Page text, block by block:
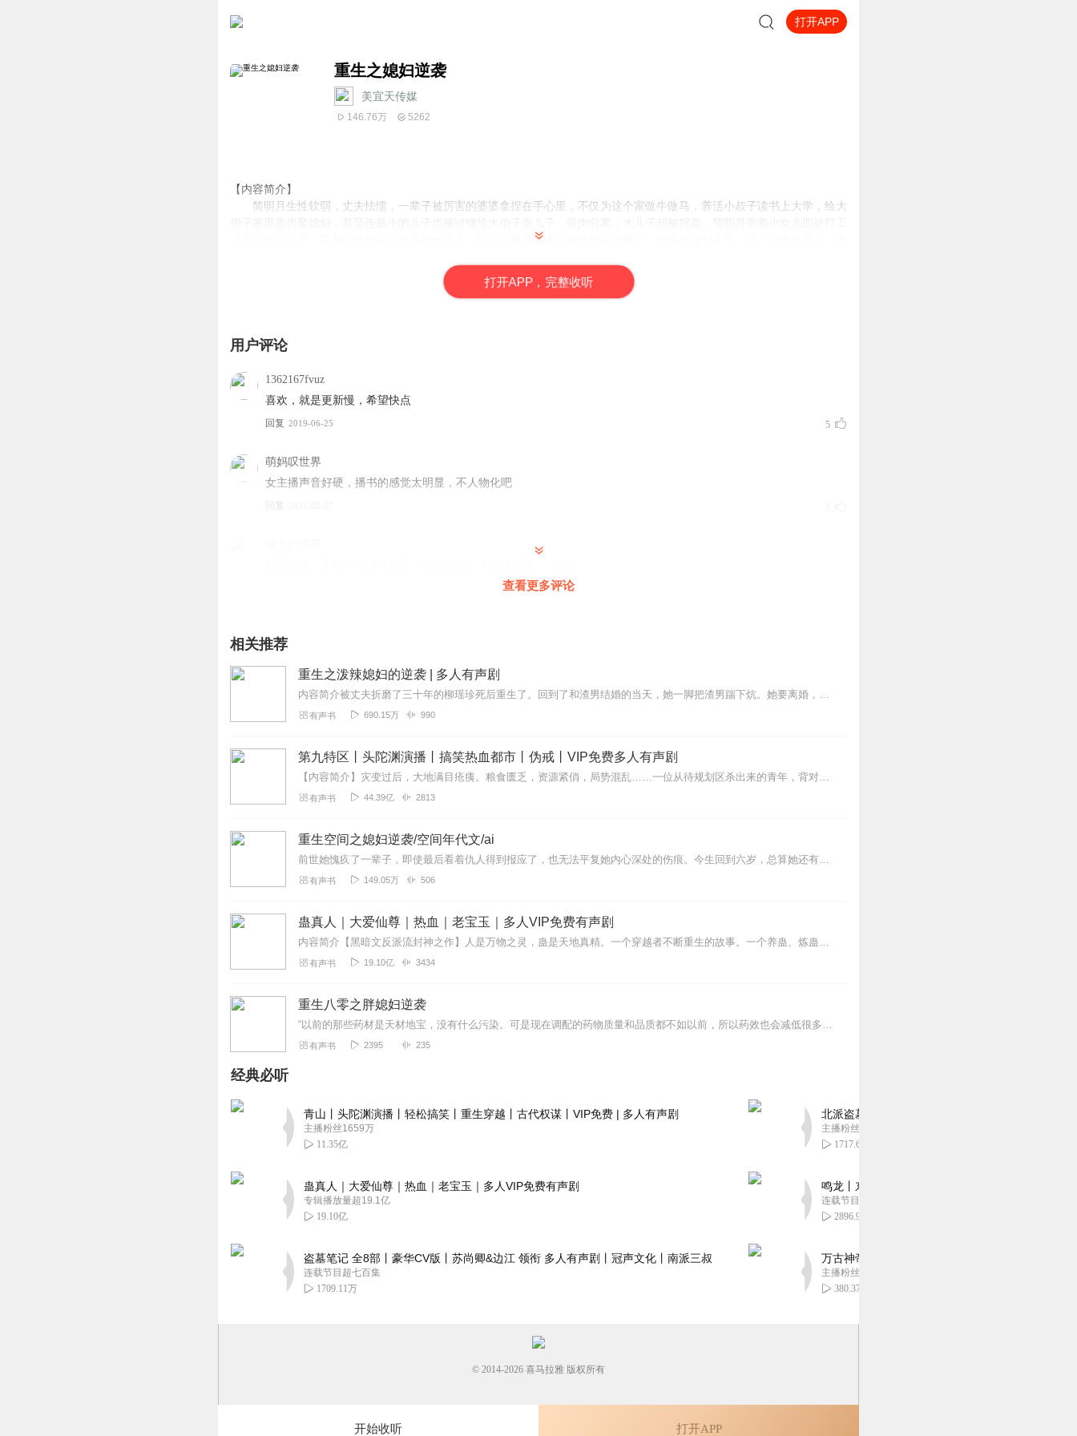
打开APP
重生之媳妇逆袭
美宜天传媒
146.76万 5262
【内容简介】
简明月生性软弱，丈夫怯懦，一辈子被厉害的婆婆拿捏在手心里，不仅为这个家做牛做马，养活小叔子读书上大学，给大
就为了找到儿子。可是即使耽误了女儿的一辈子，简明月最后流离失所病死在大桥下，也没能找到儿子。这一次重生来过，再
1、本作品为付费有声书，前56集为免费试听，购买成功后，即可收听，可下载重复收听。
2、版权归原作者所有，严禁翻录成任何形式，严禁在任何第三方平台传播，违者将追究其法律责任。
3、如在充值／购买环节遇到问题，您可通过页面右上方按钮，将页面分享至微信内使用微信支付完成购买。
4、在购买过程中，如果您有任何问题，可以按以下步骤咨询在线客服：
第二步：如果您无法联系上APP内在线客服，可关注【喜马拉雅付费精品】公众号，通过下方菜单栏里咨询在线客服
第三步：如果在线客服都未取得联系，也可拨打客服电话：400-838-5616
打开APP，完整收听
用户评论
1362167fvuz
喜欢，就是更新慢，希望快点
回复 2019-06-25 5
萌妈叹世界
女主播声音好硬，播书的感觉太明显，不人物化吧
回复
很喜欢听，已经听了5遍了，隔一段时间听一遍😊
2021-03-04
醒醒睡不醒呢
2019-12-29
听友289824678
2022-04-22
13026533syt
完，却还没更新完，害得我听的度的慌，郁闷
2019-05-13
这部小说把军人的形象毁了
2019-10-10
前世能活成那样，今世能好多少
查看更多评论
相关推荐
重生之泼辣媳妇的逆袭 | 多人有声剧
内容简介被丈夫折磨了三十年的柳瑶珍死后重生了。回到了和渣男结婚的当天，她一脚把渣男踹下炕。她要离婚，要把上辈子所有的遗憾都弥补回来。...
有声书 690.15万 990
第九特区丨头陀渊演播丨搞笑热血都市丨伪戒丨VIP免费多人有声剧
【内容简介】灾变过后，大地满目疮痍。粮食匮乏，资源紧俏，局势混乱……一位从待规划区杀出来的青年，背对着漫天黄沙，孤身来到九区谋生，却不曾想偶然结识三五好友，一念...
有声书 44.39亿 2813
重生空间之媳妇逆袭/空间年代文/ai
前世她愧疚了一辈子，即使最后看着仇人得到报应了，也无法平复她内心深处的伤痕。今生回到六岁，总算她还有机会逆转一切。带着传承空间，带着大量物质，看她怎么在那个物...
有声书 149.05万 506
蛊真人｜大爱仙尊｜热血｜老宝玉｜多人VIP免费有声剧
内容简介【黑暗文反派流封神之作】人是万物之灵，蛊是天地真精。一个穿越者不断重生的故事。一个养蛊、炼蛊、用蛊的奇特世界。配音组（男角色）老宝玉旁白...
有声书 19.10亿 3434
重生八零之胖媳妇逆袭
“以前的那些药材是天材地宝，没有什么污染。可是现在调配的药物质量和品质都不如以前，所以药效也会减低很多。”【购买须知】1、本作品为付费有声书，会员免费收听...
有声书 2395 235
经典必听
青山丨头陀渊演播丨轻松搞笑丨重生穿越丨古代权谋丨VIP免费 | 多人有声剧
主播粉丝1659万
11.35亿
蛊真人｜大爱仙尊｜热血｜老宝玉｜多人VIP免费有声剧
专辑播放量超19.1亿
19.10亿
盗墓笔记 全8部丨豪华CV版丨苏尚卿&边江 领衔 多人有声剧丨冠声文化丨南派三叔
连载节目超七百集
1709.11万
北派盗墓笔记丨头陀渊出品丨悬疑灵异丨摸金校尉
主播粉丝1659万
1717.61万
鸣龙丨东方玄幻丨紫襟团队丨轻松搞笑丨多人有声
连载节目超五百集
2896.95万
万古神帝丨玄幻丨热血丨紫襟团队演播丨多人有声
主播粉丝2836万
380.37万
开始收听 打开APP
© 2014-2026 喜马拉雅 版权所有